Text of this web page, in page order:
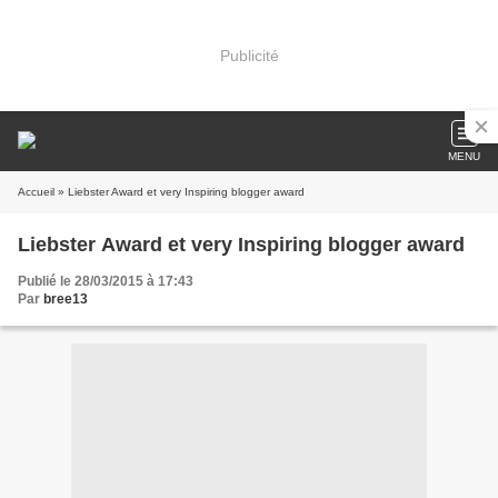
Publicité
MENU
Accueil » Liebster Award et very Inspiring blogger award
Liebster Award et very Inspiring blogger award
Publié le 28/03/2015 à 17:43
Par bree13